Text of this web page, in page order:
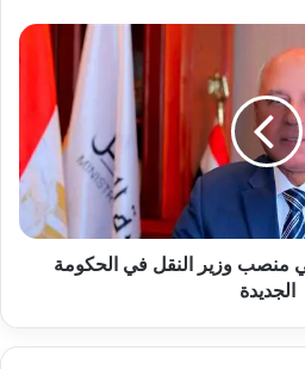
منصب وزير النقل في الحكومة
الجديدة